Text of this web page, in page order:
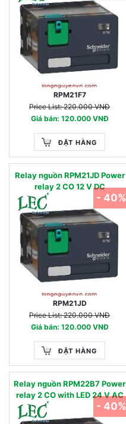
RPM21F7
Price List: 220.000 VNĐ
Giá bán: 120.000 VNĐ
ĐẶT HÀNG
Relay nguồn RPM21JD Power
relay 2 CO 12 V DC
RPM21JD
Price List: 220.000 VNĐ
Giá bán: 120.000 VNĐ
ĐẶT HÀNG
- 40%
Relay nguồn RPM22B7 Power
relay 2 CO with LED 24 V AC
- 40%